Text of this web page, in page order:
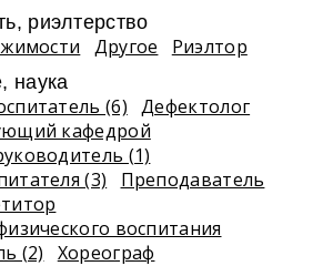
риэлтeрство
Другое Риэлтор
наука
(6) Дефектолог
кафедрой
(1)
(3)
Преподаватель
воспитания
(2) Хореограф